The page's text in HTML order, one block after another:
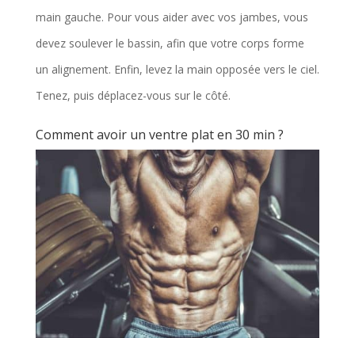
main gauche. Pour vous aider avec vos jambes, vous
devez soulever le bassin, afin que votre corps forme
un alignement. Enfin, levez la main opposée vers le ciel.
Tenez, puis déplacez-vous sur le côté.
Comment avoir un ventre plat en 30 min ?